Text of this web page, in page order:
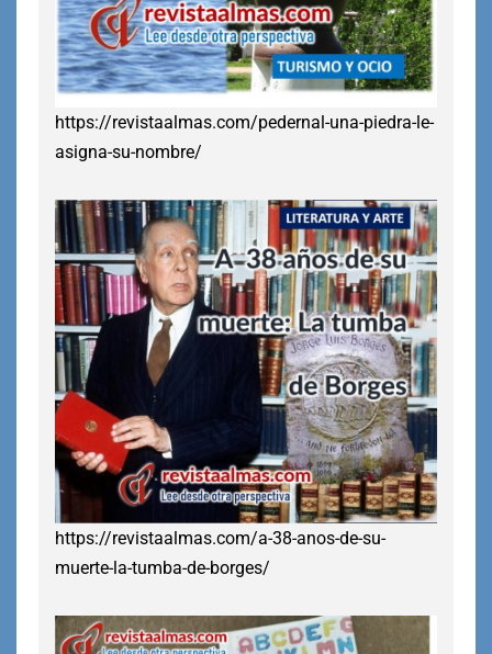
https://revistaalmas.com/pedernal-una-piedra-le-
asigna-su-nombre/
https://revistaalmas.com/a-38-anos-de-su-
muerte-la-tumba-de-borges/